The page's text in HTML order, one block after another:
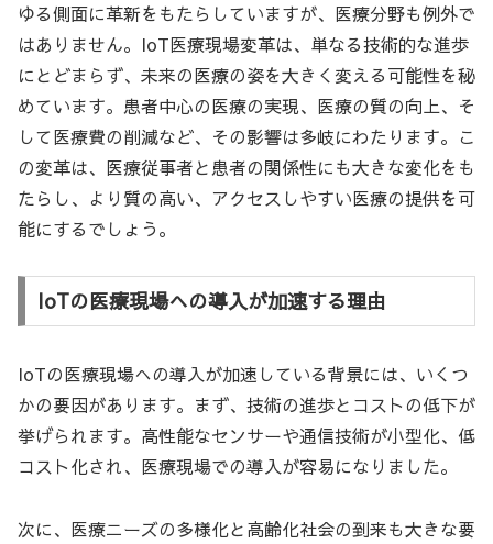
ゆる側面に革新をもたらしていますが、医療分野も例外で
はありません。IoT医療現場変革は、単なる技術的な進歩
にとどまらず、未来の医療の姿を大きく変える可能性を秘
めています。患者中心の医療の実現、医療の質の向上、そ
して医療費の削減など、その影響は多岐にわたります。こ
の変革は、医療従事者と患者の関係性にも大きな変化をも
たらし、より質の高い、アクセスしやすい医療の提供を可
能にするでしょう。
IoTの医療現場への導入が加速する理由
IoTの医療現場への導入が加速している背景には、いくつ
かの要因があります。まず、技術の進歩とコストの低下が
挙げられます。高性能なセンサーや通信技術が小型化、低
コスト化され、医療現場での導入が容易になりました。
次に、医療ニーズの多様化と高齢化社会の到来も大きな要